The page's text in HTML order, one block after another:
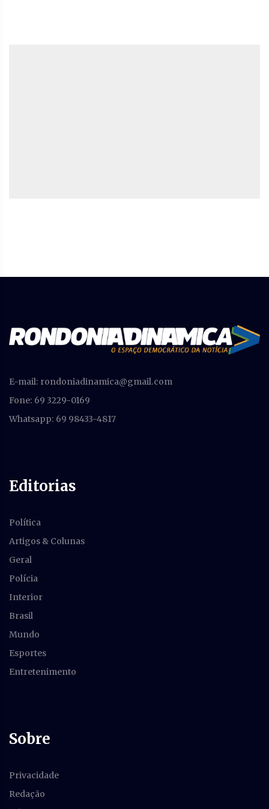
E-mail: rondoniadinamica@gmail.com
Fone: 69 3229-0169
Whatsapp: 69 98433-4817
Editorias
Política
Artigos & Colunas
Geral
Polícia
Interior
Brasil
Mundo
Esportes
Entretenimento
Sobre
Privacidade
Redação